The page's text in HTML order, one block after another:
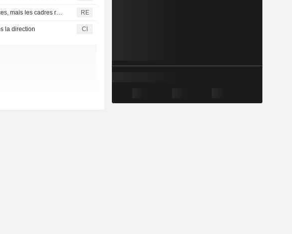
Japan Inc. ouvre la porte à davantage de femmes directrices, mais les cadres restent rares RE
la direction CI